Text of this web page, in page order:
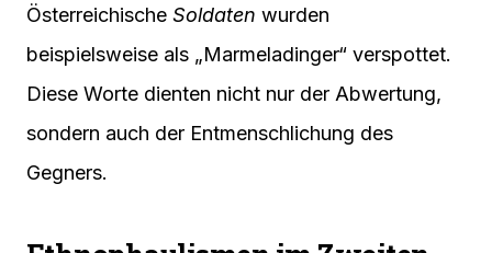
Österreichische Soldaten wurden
beispielsweise als „Marmeladinger“ verspottet.
Diese Worte dienten nicht nur der Abwertung,
sondern auch der Entmenschlichung des
Gegners.